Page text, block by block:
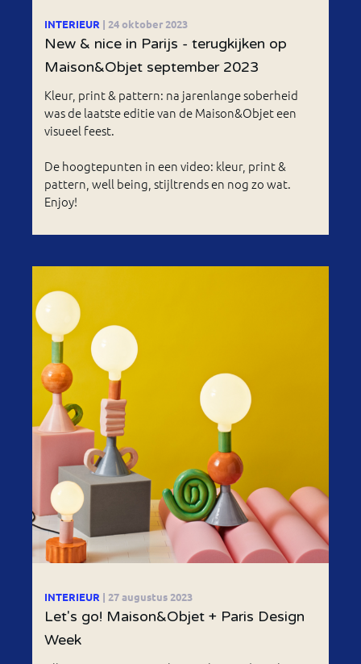
INTERIEUR | 24 oktober 2023
New & nice in Parijs - terugkijken op
Maison&Objet september 2023
Kleur, print & pattern: na jarenlange soberheid
was de laatste editie van de Maison&Objet een
visueel feest.
De hoogtepunten in een video: kleur, print &
pattern, well being, stijltrends en nog zo wat.
Enjoy!
INTERIEUR | 27 augustus 2023
Let's go! Maison&Objet + Paris Design
Week